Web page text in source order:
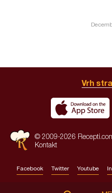
Vrh
© 2009-2026
Kontakt
Facebook Twitter Youtube